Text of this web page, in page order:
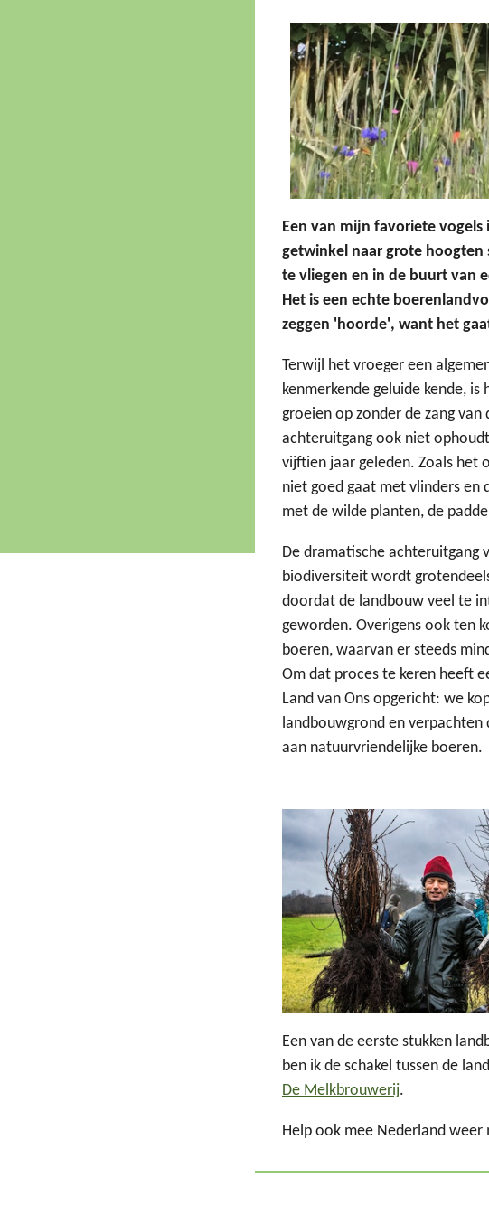
Een van mijn favoriete
getwinkel naar grote
te vliegen en in de buurt van
Het is een echte
zeggen 'hoorde', want het
Terwijl het vroeger een
kenmerkende geluide kende,
groeien op zonder de zang
achteruitgang ook niet
vijftien jaar geleden. Zoals het
niet goed gaat met vlinders en
met de wilde planten, de
De dramatische achteruitgang
biodiversiteit wordt
doordat de landbouw veel te
geworden. Overigens ook ten
boeren, waarvan er steeds
Om dat proces te keren heeft
Land van Ons opgericht: we
landbouwgrond en verpachten
aan natuurvriendelijke boeren.
Een van de eerste stukken
ben ik de schakel tussen de
De Melkbrouwerij.
Help ook mee Nederland